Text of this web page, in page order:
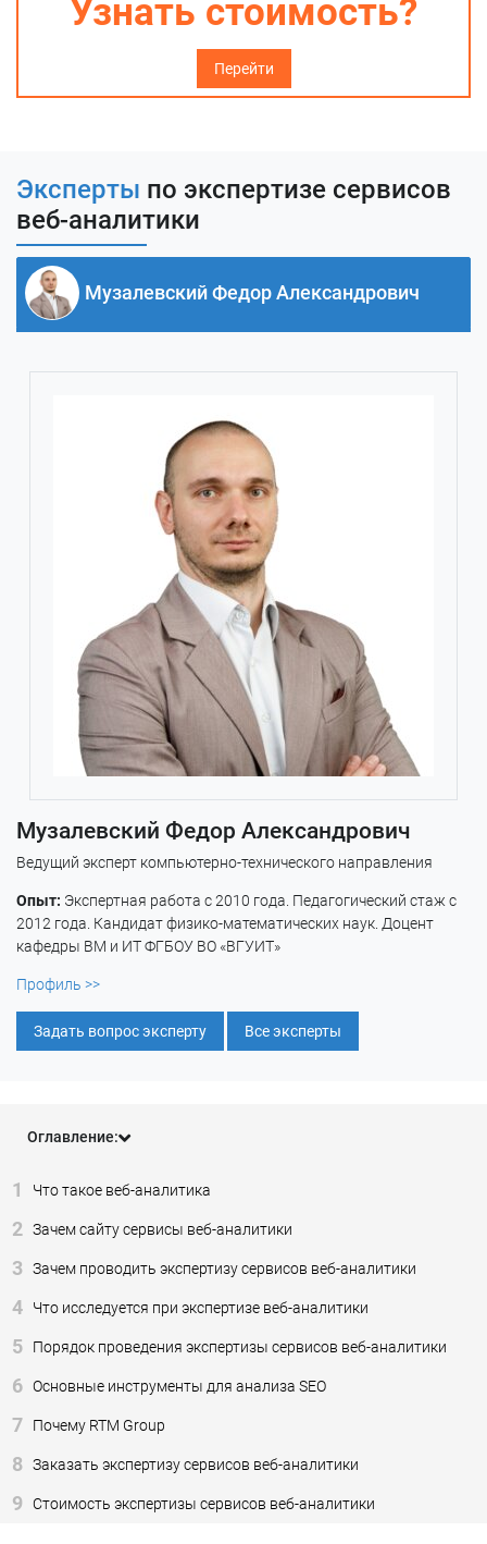
Узнать стоимость?
Перейти
Эксперты по экспертизе сервисов
веб-аналитики
Музалевский Федор Александрович
Музалевский Федор Александрович
Ведущий эксперт компьютерно-технического направления
Опыт: Экспертная работа с 2010 года. Педагогический стаж с
2012 года. Кандидат физико-математических наук. Доцент
кафедры ВМ и ИТ ФГБОУ ВО «ВГУИТ»
Профиль >>
Задать вопрос эксперту Все эксперты
Оглавление:
1 Что такое веб-аналитика
2 Зачем сайту сервисы веб-аналитики
3 Зачем проводить экспертизу сервисов веб-аналитики
4 Что исследуется при экспертизе веб-аналитики
5 Порядок проведения экспертизы сервисов веб-аналитики
6 Основные инструменты для анализа SEO
7 Почему RTM Group
8 Заказать экспертизу сервисов веб-аналитики
9 Стоимость экспертизы сервисов веб-аналитики